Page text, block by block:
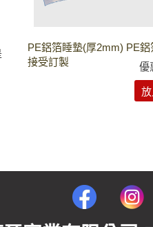
PE鋁箔睡墊(厚2mm) PE
接受訂製
優